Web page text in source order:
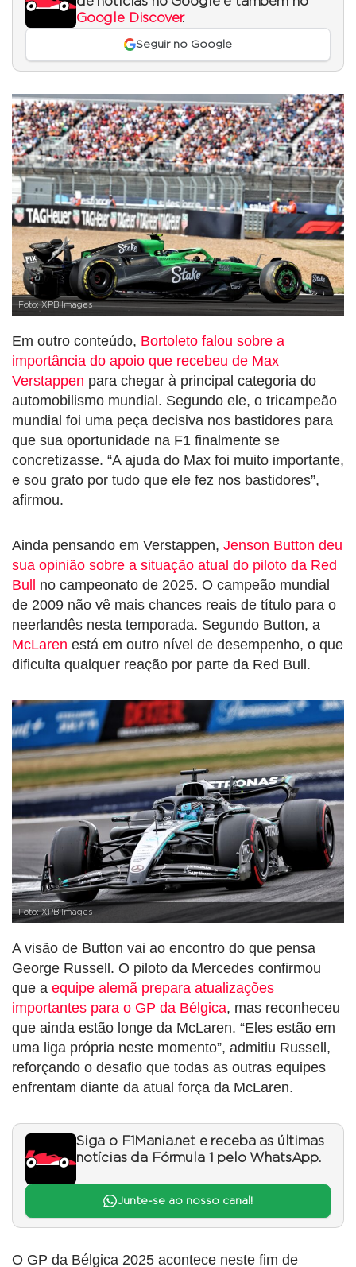
Google Discover.
Seguir no Google
Foto: XPB Images
Em outro conteúdo, Bortoleto falou sobre a
importância do apoio que recebeu de Max
Verstappen para chegar à principal categoria do
automobilismo mundial. Segundo ele, o tricampeão
mundial foi uma peça decisiva nos bastidores para
que sua oportunidade na F1 finalmente se
concretizasse. “A ajuda do Max foi muito importante,
e sou grato por tudo que ele fez nos bastidores”,
afirmou.
Ainda pensando em Verstappen, Jenson Button deu
sua opinião sobre a situação atual do piloto da Red
Bull
no campeonato de 2025. O campeão mundial
de 2009 não vê mais chances reais de título para o
neerlandês nesta temporada. Segundo Button, a
McLaren está em outro nível de desempenho, o que
dificulta qualquer reação por parte da Red Bull.
Foto: XPB Images
A visão de Button vai ao encontro do que pensa
George Russell. O piloto da Mercedes confirmou
que a equipe alemã prepara atualizações
importantes para o GP da Bélgica, mas reconheceu
que ainda estão longe da McLaren. “Eles estão em
uma liga própria neste momento”, admitiu Russell,
reforçando o desafio que todas as outras equipes
enfrentam diante da atual força da McLaren.
Siga o F1Mania.net e receba as últimas
notícias da Fórmula 1 pelo WhatsApp.
Junte-se ao nosso canal!
O GP da Bélgica 2025 acontece neste fim de